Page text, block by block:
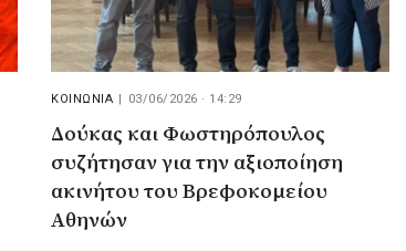
ΚΟΙΝΩΝΙΑ | 03/06/2026 · 14:29
Δούκας και Φωστηρόπουλος
συζήτησαν για την αξιοποίηση
ακινήτου του Βρεφοκομείου
Αθηνών